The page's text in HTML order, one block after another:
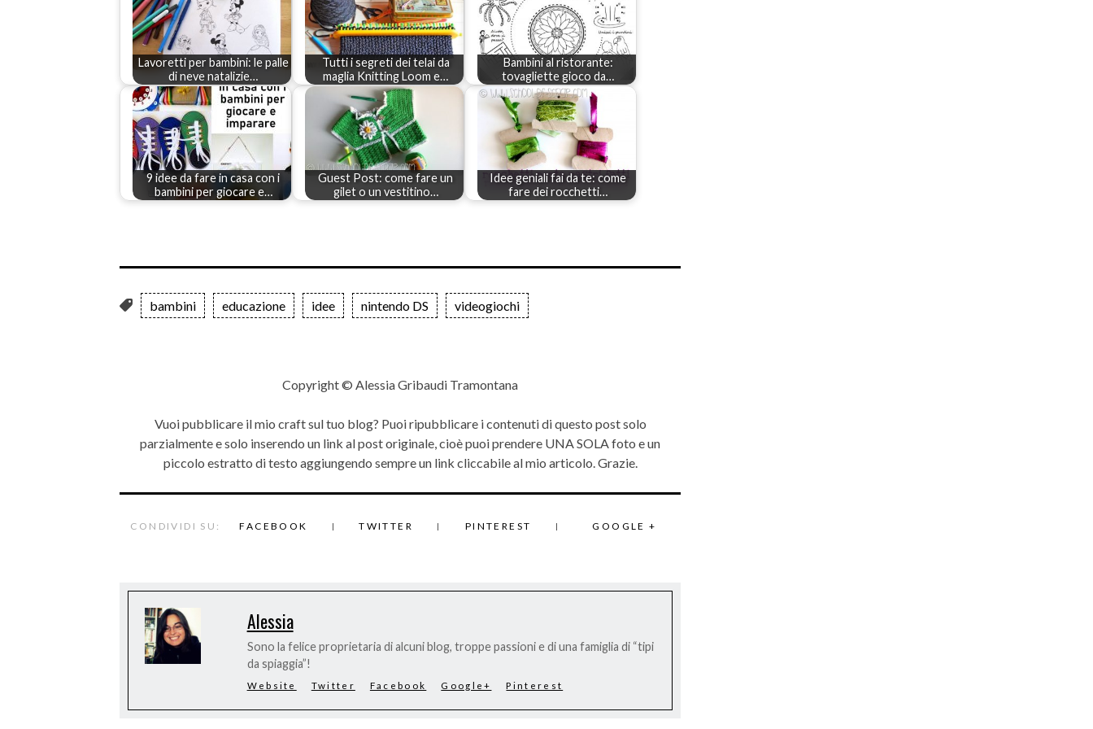
Lavoretti per bambini: le palle
di neve natalizie…
Tutti i segreti dei telai da
maglia Knitting Loom e…
Bambini al ristorante:
tovagliette gioco da…
9 idee da fare in casa con i
bambini per giocare e…
Guest Post: come fare un
gilet o un vestitino…
Idee geniali fai da te: come
fare dei rocchetti…
bambini educazione idee nintendo DS videogiochi
Copyright © Alessia Gribaudi Tramontana
Vuoi pubblicare il mio craft sul tuo blog? Puoi ripubblicare i contenuti di questo post solo
parzialmente e solo inserendo un link al post originale, cioè puoi prendere UNA SOLA foto e un
piccolo estratto di testo aggiungendo sempre un link cliccabile al mio articolo. Grazie.
CONDIVIDI SU: FACEBOOK TWITTER PINTEREST GOOGLE +
Alessia
Sono la felice proprietaria di alcuni blog, troppe passioni e di una famiglia di “tipi
da spiaggia”!
Website Twitter Facebook Google+ Pinterest